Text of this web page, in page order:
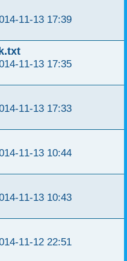
11-13 17:39
11-13 17:35
11-13 17:33
11-13 10:44
11-13 10:43
11-12 22:51